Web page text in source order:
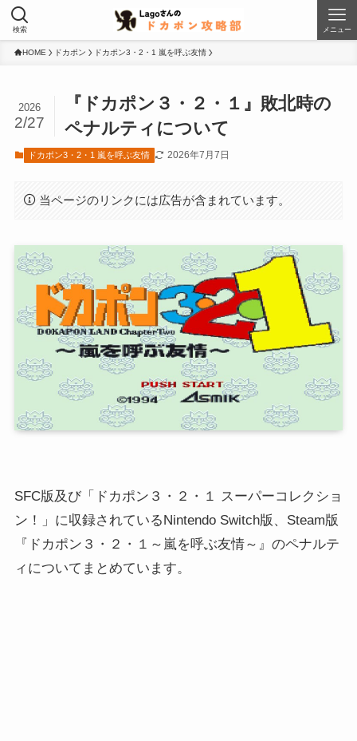
検索 メニュー
HOME ドカポン ドカポン3・2・1 嵐を呼ぶ友情
『ドカポン３・２・１』敗北時の
ペナルティについて
2026
2/27
ドカポン3・2・1 嵐を呼ぶ友情 2026年7月7日
当ページのリンクには広告が含まれています。
SFC版及び「ドカポン３・２・１ スーパーコレクショ
ン！」に収録されているNintendo Switch版、Steam版
『ドカポン３・２・１～嵐を呼ぶ友情～』のペナルテ
ィについてまとめています。